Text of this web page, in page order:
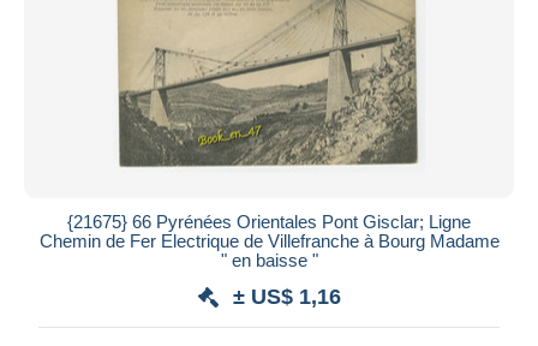
{21675} 66 Pyrénées Orientales Pont Gisclar; Ligne
Chemin de Fer Electrique de Villefranche à Bourg Madame
" en baisse "
± US$ 1,16